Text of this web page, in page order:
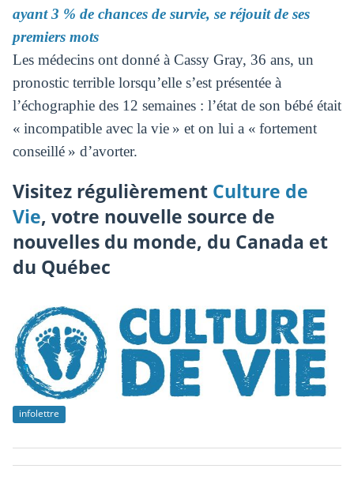
ayant 3 % de chances de survie, se réjouit de ses
premiers mots
Les médecins ont donné à Cassy Gray, 36 ans, un
pronostic terrible lorsqu’elle s’est présentée à
l’échographie des 12 semaines : l’état de son bébé était
« incompatible avec la vie » et on lui a « fortement
conseillé » d’avorter.
Visitez régulièrement Culture de
Vie, votre nouvelle source de
nouvelles du monde, du Canada et
du Québec
infolettre